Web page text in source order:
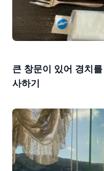
큰 창문이 있어 경치
사하기